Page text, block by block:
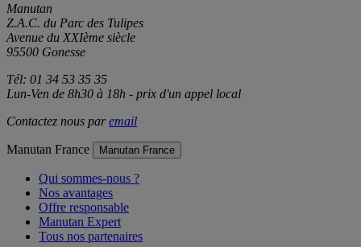
Manutan
Z.A.C. du Parc des Tulipes
Avenue du XXIème siècle
95500 Gonesse
Tél: 01 34 53 35 35
Lun-Ven de 8h30 à 18h - prix d'un appel local
Contactez nous paremail
Manutan France Manutan France
Qui sommes-nous ?
Nos avantages
Offre responsable
Manutan Expert
Tous nos partenaires